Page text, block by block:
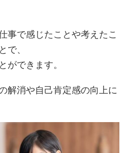
事で感じたことや考えたこ
、
ができます。
解消や自己肯定感の向上に